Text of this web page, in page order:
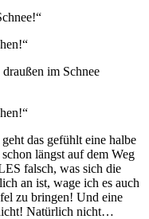
im Schnee
das gefühlt eine halbe
längst auf dem Weg
falsch, was sich die
an ist, wage ich es auch
zu bringen! Und eine
Natürlich nicht…